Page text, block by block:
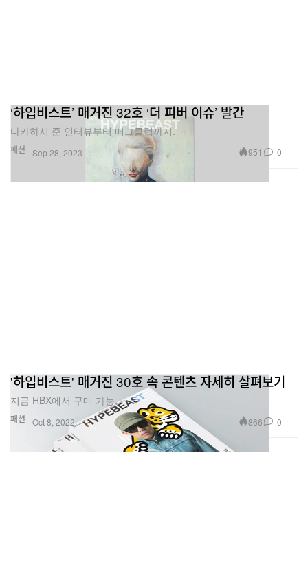
패션
‘하입비스트’ 매거진 32호 ‘더 피버 이슈’ 발간
다카하시 준 인터뷰부터 떠그클럽까지.
Sep 28, 2023 951 0
패션
'하입비스트' 매거진 30호 속 콘텐츠 자세히 살펴보기
지금 HBX에서 구매 가능.
Oct 8, 2022 866 0